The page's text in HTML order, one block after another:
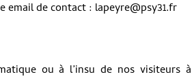
email de contact : lapeyre@psy31.fr
ou à l’insu de nos visiteurs à